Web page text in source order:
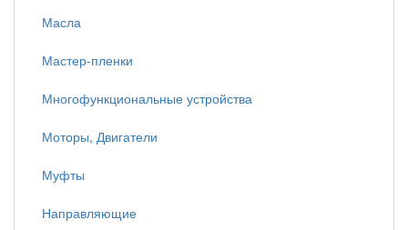
Масла
Мастер-пленки
Многофункциональные устройства
Моторы, Двигатели
Муфты
Направляющие